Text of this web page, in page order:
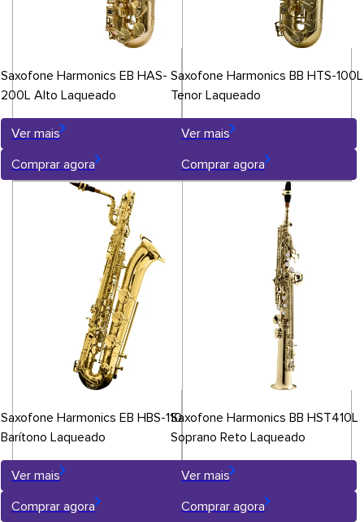
Saxofone Harmonics EB HAS-
200L Alto Laqueado
Ver mais
Comprar agora
Saxofone Harmonics BB HTS-100L
Tenor Laqueado
Ver mais
Comprar agora
Saxofone Harmonics EB HBS-110L
Barítono Laqueado
Ver mais
Comprar agora
Saxofone Harmonics BB HST410L
Soprano Reto Laqueado
Ver mais
Comprar agora